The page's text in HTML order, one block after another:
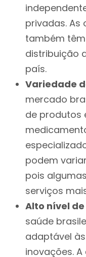
privadas. As
também
distribuição
país.
Variedade
mercado
de produtos
podem
pois
serviços
Alto nível
saúde
adaptável
inovações.